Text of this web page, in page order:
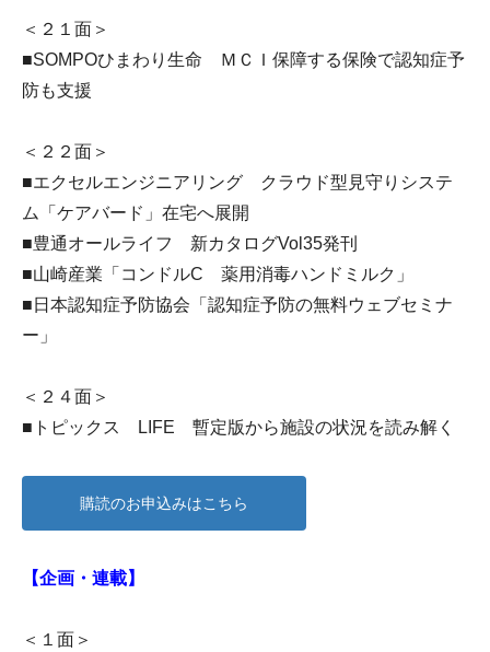
＜２１面＞
■SOMPOひまわり生命 ＭＣＩ保障する保険で認知症予
防も支援
＜２２面＞
■エクセルエンジニアリング クラウド型見守りシステ
ム「ケアバード」在宅へ展開
■豊通オールライフ 新カタログVol35発刊
■山崎産業「コンドルC 薬用消毒ハンドミルク」
■日本認知症予防協会「認知症予防の無料ウェブセミナ
ー」
＜２４面＞
■トピックス LIFE 暫定版から施設の状況を読み解く
購読のお申込みはこちら
【企画・連載】
＜１面＞